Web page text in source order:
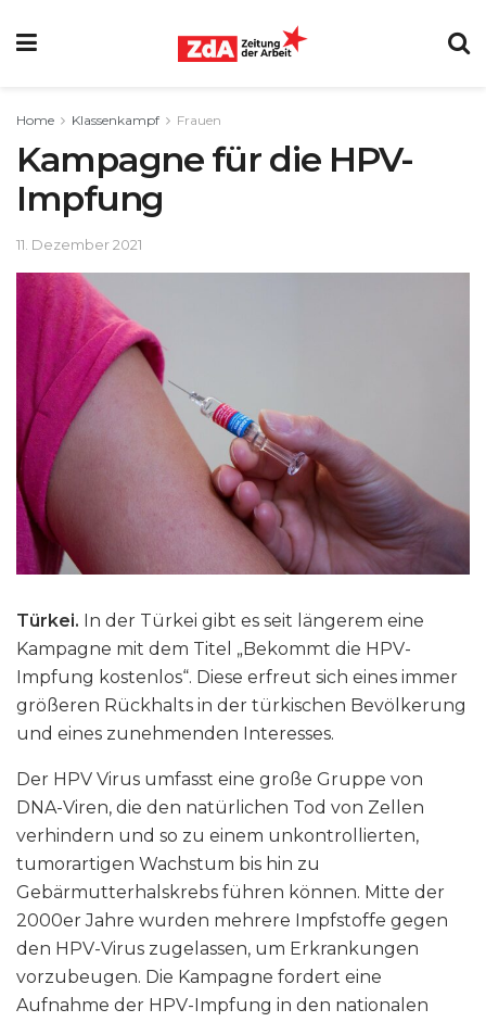
Home Klassenkampf Frauen
Kampagne für die HPV-
Impfung
11. Dezember 2021
Türkei. In der Türkei gibt es seit längerem eine
Kampagne mit dem Titel „Bekommt die HPV-
Impfung kostenlos“. Diese erfreut sich eines immer
größeren Rückhalts in der türkischen Bevölkerung
und eines zunehmenden Interesses.
Der HPV Virus umfasst eine große Gruppe von
DNA-Viren, die den natürlichen Tod von Zellen
verhindern und so zu einem unkontrollierten,
tumorartigen Wachstum bis hin zu
Gebärmutterhalskrebs führen können. Mitte der
2000er Jahre wurden mehrere Impfstoffe gegen
den HPV-Virus zugelassen, um Erkrankungen
vorzubeugen. Die Kampagne fordert eine
Aufnahme der HPV-Impfung in den nationalen